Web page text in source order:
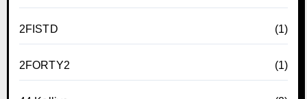
2FISTD (1)
2FORTY2 (1)